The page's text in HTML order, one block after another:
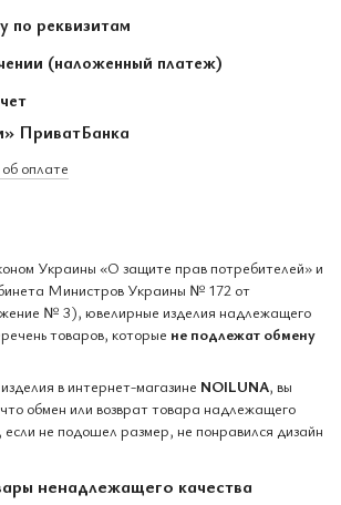
по реквизитам
(наложенный платеж)
ПриватБанка
оплате
Украины «О защите прав потребителей» и
Министров Украины № 172 от
№ 3), ювелирные изделия надлежащего
товаров, которые не подлежат обмену
в интернет-магазине NOILUNA, вы
обмен или возврат товара надлежащего
не подошел размер, не понравился дизайн
ненадлежащего качества